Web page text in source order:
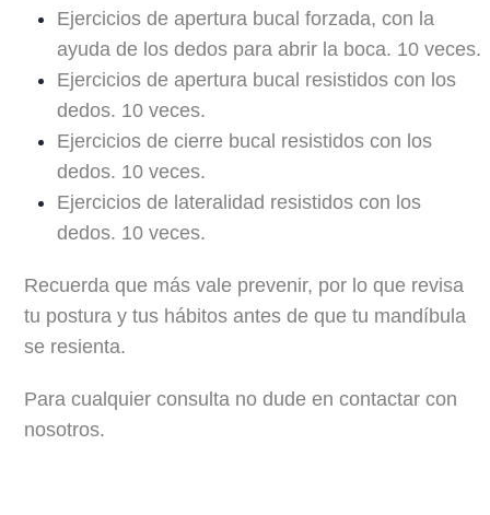
Ejercicios de apertura bucal forzada, con la
ayuda de los dedos para abrir la boca. 10 veces.
Ejercicios de apertura bucal resistidos con los
dedos. 10 veces.
Ejercicios de cierre bucal resistidos con los
dedos. 10 veces.
Ejercicios de lateralidad resistidos con los
dedos. 10 veces.
Recuerda que más vale prevenir, por lo que revisa
tu postura y tus hábitos antes de que tu mandíbula
se resienta.
Para cualquier consulta no dude en contactar con
nosotros.